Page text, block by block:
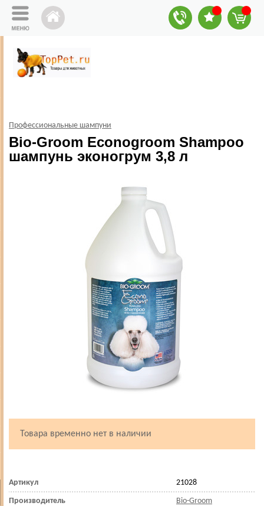
Профессиональные шампуни
Bio-Groom Econogroom Shampoo
шампунь эконогрум 3,8 л
Товара временно нет в наличии
Артикул 21028
Производитель Bio-Groom